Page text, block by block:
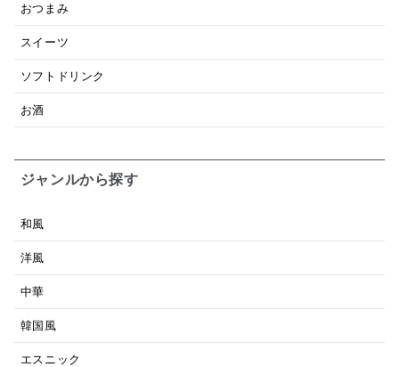
おつまみ
スイーツ
ソフトドリンク
お酒
ジャンルから探す
和風
洋風
中華
韓国風
エスニック